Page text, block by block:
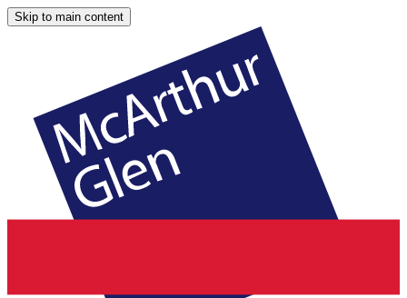
Skip to main content